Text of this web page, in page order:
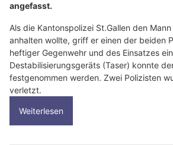
angefasst.
Als die Kantonspolizei St.Gallen den
anhalten wollte, griff er einen der beiden
heftiger Gegenwehr und des Einsatzes
Destabilisierungsgeräts (Taser) konnte
festgenommen werden. Zwei Polizisten
verletzt.
Weiterlesen